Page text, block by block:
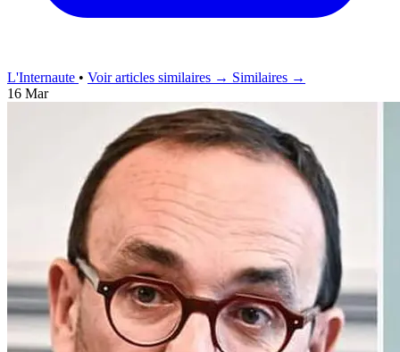
L'Internaute • Voir articles similaires → Similaires →
16 Mar